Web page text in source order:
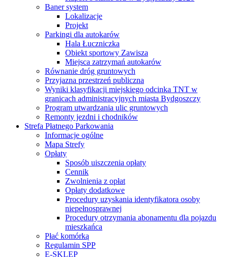
Baner system
Lokalizacje
Projekt
Parkingi dla autokarów
Hala Łuczniczka
Obiekt sportowy Zawisza
Miejsca zatrzymań autokarów
Równanie dróg gruntowych
Przyjazna przestrzeń publiczna
Wyniki klasyfikacji miejskiego odcinka TNT w
granicach administracyjnych miasta Bydgoszczy
Program utwardzania ulic gruntowych
Remonty jezdni i chodników
Strefa Płatnego Parkowania
Informacje ogólne
Mapa Strefy
Opłaty
Sposób uiszczenia opłaty
Cennik
Zwolnienia z opłat
Opłaty dodatkowe
Procedury uzyskania identyfikatora osoby
niepełnosprawnej
Procedury otrzymania abonamentu dla pojazdu
mieszkańca
Płać komórką
Regulamin SPP
E-SKLEP